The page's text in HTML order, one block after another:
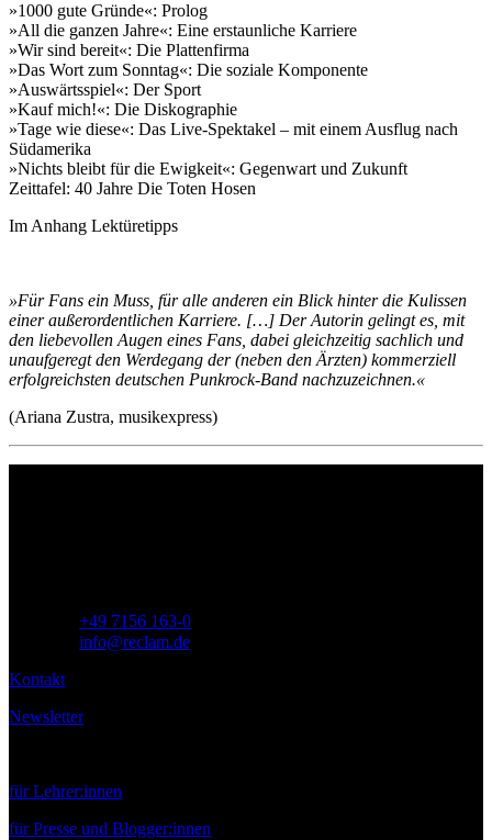
»1000 gute Gründe«: Prolog
»All die ganzen Jahre«: Eine erstaunliche Karriere
»Wir sind bereit«: Die Plattenfirma
»Das Wort zum Sonntag«: Die soziale Komponente
»Auswärtsspiel«: Der Sport
»Kauf mich!«: Die Diskographie
»Tage wie diese«: Das Live-Spektakel – mit einem Ausflug nach
Südamerika
»Nichts bleibt für die Ewigkeit«: Gegenwart und Zukunft
Zeittafel: 40 Jahre Die Toten Hosen
Im Anhang Lektüretipps
»Für Fans ein Muss, für alle anderen ein Blick hinter die Kulissen
einer außerordentlichen Karriere. […] Der Autorin gelingt es, mit
den liebevollen Augen eines Fans, dabei gleichzeitig sachlich und
unaufgeregt den Werdegang der (neben den Ärzten) kommerziell
erfolgreichsten deutschen Punkrock-Band nachzuzeichnen.«
(Ariana Zustra, musikexpress)
+49 7156 163-0
info@reclam.de
Kontakt
Newsletter
für Lehrer:innen
für Presse und Blogger:innen